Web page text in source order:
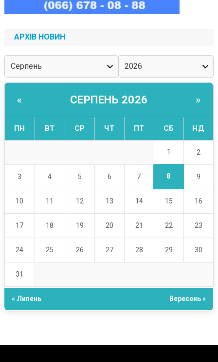
АРХІВ НОВИН
« СЕРПЕНЬ 2026 »
ПН ВТ СР ЧТ ПТ СБ НД
1 2
3 4 5 6 7 8 9
10 11 12 13 14 15 16
17 18 19 20 21 22 23
24 25 26 27 28 29 30
31
« Липень Вересень »